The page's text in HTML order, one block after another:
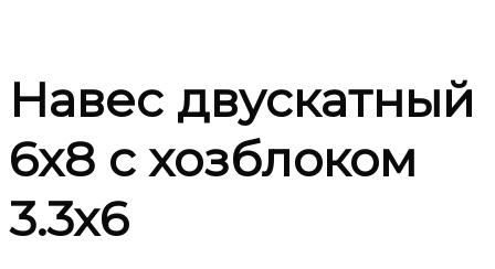
Навес двускатный
6х8 с хозблоком
3.3х6